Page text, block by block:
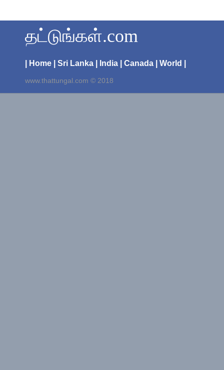
தட்டுங்கள்.com
| Home | Sri Lanka | India | Canada | World |
www.thattungal.com © 2018